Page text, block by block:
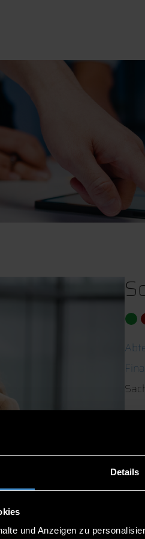
Details
und Anzeigen zu